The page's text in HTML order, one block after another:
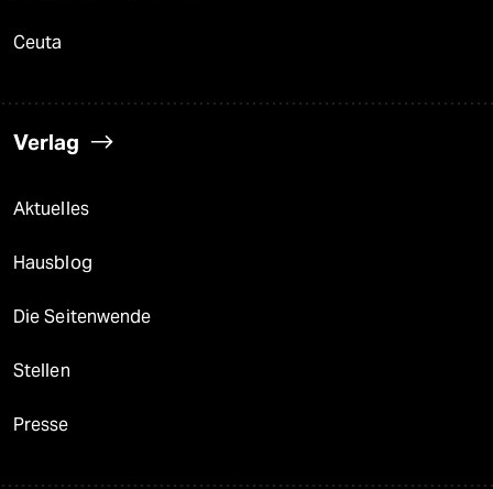
Ceuta
Verlag
Aktuelles
Hausblog
Die Seitenwende
Stellen
Presse